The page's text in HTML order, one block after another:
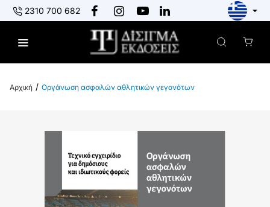
2310 700 682
Οργάνωση ασφαλών αθλητικών γεγονότων